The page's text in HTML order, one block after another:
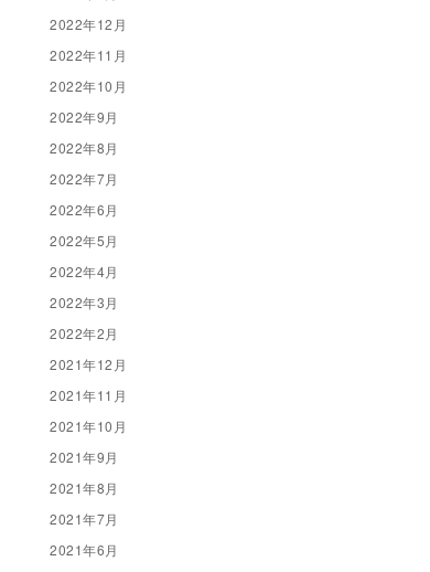
2022年12月
2022年11月
2022年10月
2022年9月
2022年8月
2022年7月
2022年6月
2022年5月
2022年4月
2022年3月
2022年2月
2021年12月
2021年11月
2021年10月
2021年9月
2021年8月
2021年7月
2021年6月